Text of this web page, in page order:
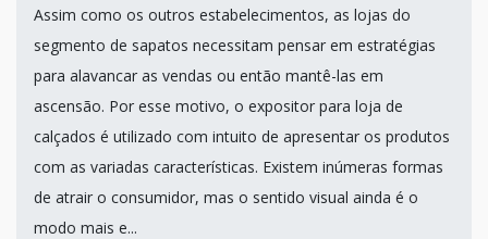
Assim como os outros estabelecimentos, as lojas do
segmento de sapatos necessitam pensar em estratégias
para alavancar as vendas ou então mantê-las em
ascensão. Por esse motivo, o expositor para loja de
calçados é utilizado com intuito de apresentar os produtos
com as variadas características. Existem inúmeras formas
de atrair o consumidor, mas o sentido visual ainda é o
modo mais e...